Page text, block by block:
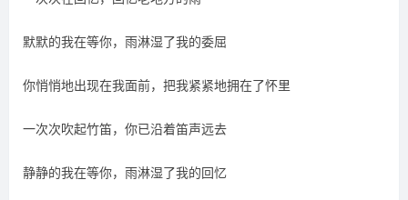
默默的我在等你，雨淋湿了我的委屈
你悄悄地出现在我面前，把我紧紧地拥在了怀里
一次次吹起竹笛，你已沿着笛声远去
静静的我在等你，雨淋湿了我的回忆